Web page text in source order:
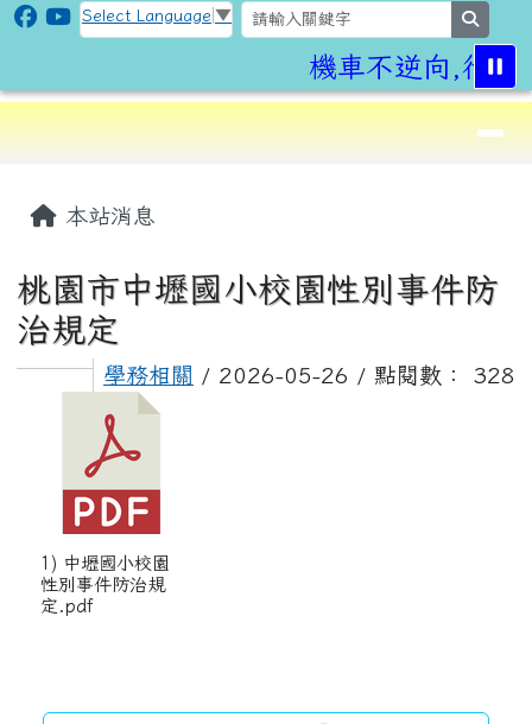
跳至主內容區
CLPS Site
Select Language ▼
機車不逆向,行車
⏸
導覽列
本站消息
桃園市中壢國小校園性別事件防
治規定
學務相關 / 2026-05-26 / 點閱數： 328
1) 中壢國小校園
性別事件防治規
定.pdf